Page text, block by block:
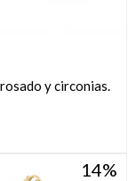
y circonias.
14